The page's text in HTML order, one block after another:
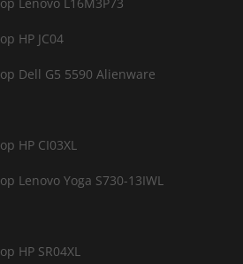
HP JC04
Dell G5 5590 Alienware
HP CI03XL
Lenovo Yoga S730-13IWL
HP SR04XL